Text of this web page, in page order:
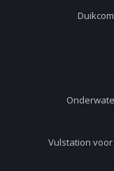
Vulstation